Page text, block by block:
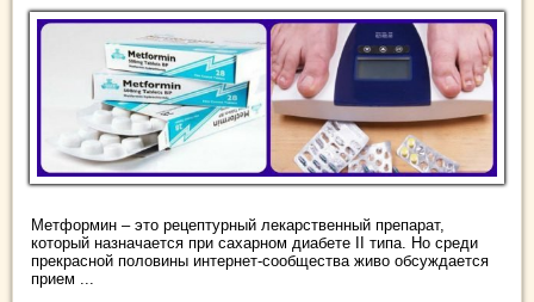
Метформин – это рецептурный лекарственный препарат,
который назначается при сахарном диабете II типа. Но среди
прекрасной половины интернет-сообщества живо обсуждается
прием ...